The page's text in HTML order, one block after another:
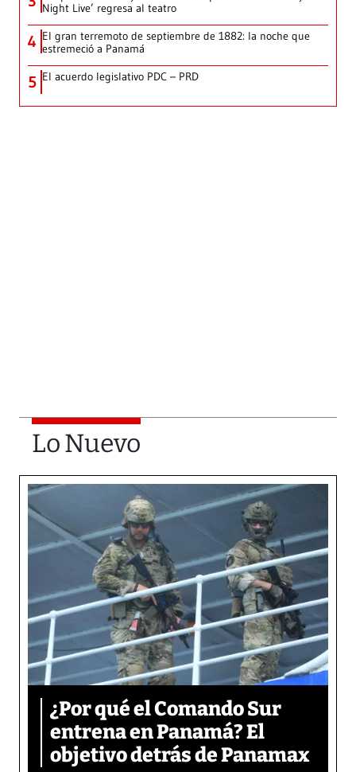
Night Live’ regresa al teatro
4 El gran terremoto de septiembre de 1882: la noche que
estremeció a Panamá
5 El acuerdo legislativo PDC – PRD
Lo Nuevo
¿Por qué el Comando Sur
entrena en Panamá? El
objetivo detrás de Panamax